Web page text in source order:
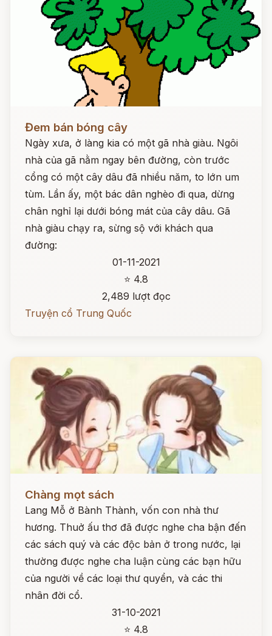
Đem bán bóng cây
Ngày xưa, ở làng kia có một gã nhà giàu. Ngôi
nhà của gã nằm ngay bên đường, còn trước
cổng có một cây dâu đã nhiều năm, to lớn um
tùm. Lần ấy, một bác dân nghèo đi qua, dừng
chân nghỉ lại dưới bóng mát của cây dâu. Gã
nhà giàu chạy ra, sừng sộ với khách qua
đường:
01-11-2021
⭐ 4.8
2,489 lượt đọc
Truyện cổ Trung Quốc
Chàng mọt sách
Lang Mỗ ở Bành Thành, vốn con nhà thư
hương. Thuở ấu thơ đã được nghe cha bận đến
các sách quý và các độc bản ở trong nước, lại
thường được nghe cha luận cùng các bạn hữu
của người về các loại thư quyển, và các thi
nhân đời cổ.
31-10-2021
⭐ 4.8